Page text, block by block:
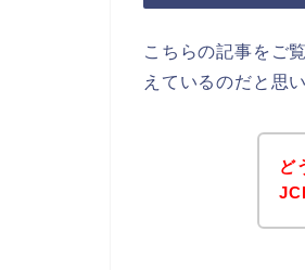
こちらの記事をご
えているのだと思
ど